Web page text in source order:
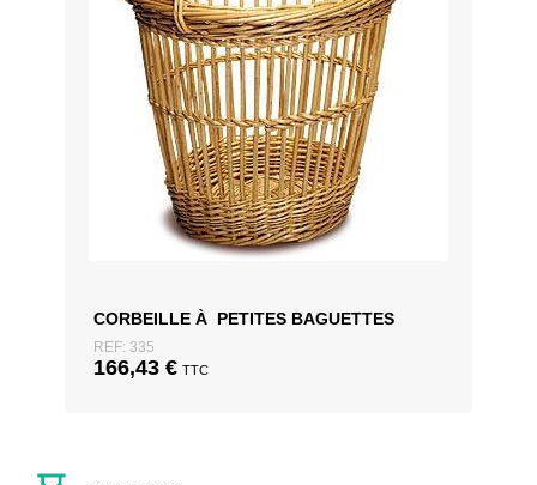
CORBEILLE À PETITES BAGUETTES
REF: 335
166,43 € TTC